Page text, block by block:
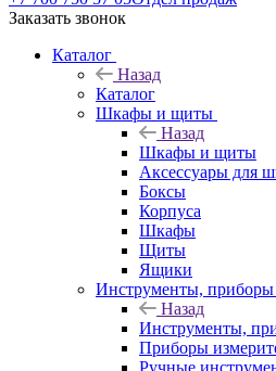
Заказать звонок
Каталог
Назад
Каталог
Шкафы и щиты
Назад
Шкафы и щиты
Аксессуары для
Боксы
Корпуса
Шкафы
Щиты
Ящики
Инструменты, приборы
Назад
Инструменты,
Приборы
Ручные